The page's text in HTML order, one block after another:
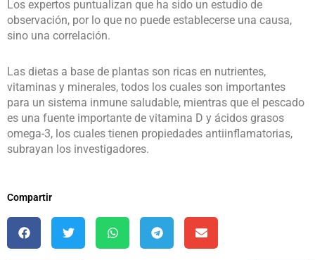
Los expertos puntualizan que ha sido un estudio de
observación, por lo que no puede establecerse una causa,
sino una correlación.
Las dietas a base de plantas son ricas en nutrientes,
vitaminas y minerales, todos los cuales son importantes
para un sistema inmune saludable, mientras que el pescado
es una fuente importante de vitamina D y ácidos grasos
omega-3, los cuales tienen propiedades antiinflamatorias,
subrayan los investigadores.
Compartir